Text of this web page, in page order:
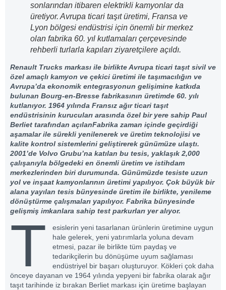
sonlarından itibaren elektrikli kamyonlar da
üretiyor. Avrupa ticari taşıt üretimi, Fransa ve
Lyon bölgesi endüstrisi için önemli bir merkez
olan fabrika 60. yıl kutlamaları çerçevesinde
rehberli turlarla kapıları ziyaretçilere açıldı.
Renault Trucks markası ile birlikte Avrupa ticari taşıt sivil ve
özel amaçlı kamyon ve çekici üretimi ile taşımacılığın ve
Avrupa’da ekonomik entegrasyonun gelişimine katkıda
bulunan Bourg-en-Bresse fabrikasının üretimde 60. yılı
kutlanıyor. 1964 yılında Fransız ağır ticari taşıt
endüstrisinin kurucuları arasında özel bir yere sahip Paul
Berliet tarafından açılanFabrika zaman içinde geçirdiği
aşamalar ile sürekli yenilenerek ve üretim teknolojisi ve
kalite kontrol sistemlerini geliştirerek günümüze ulaştı.
2001’de Volvo Grubu’na katılan bu tesis, yaklaşık 2,000
çalışanıyla bölgedeki en önemli üretim ve istihdam
merkezlerinden biri durumunda. Günümüzde tesiste uzun
yol ve inşaat kamyonlarının üretimi yapılıyor. Çok büyük bir
alana yayılan tesis bünyesinde üretim ile birlikte, yenileme
dönüştürme çalışmaları yapılıyor. Fabrika bünyesinde
gelişmiş imkanlara sahip test parkurları yer alıyor.
T
esislerin yeni tasarlanan ürünlerin üretimine uygun
hale gelerek, yeni yatırımlarla yoluna devam
etmesi, pazar ile birlikte tüm paydaş ve
tedarikçilerin bu dönüşüme uyum sağlaması
endüstriyel bir başarı oluşturuyor. Kökleri çok daha
önceye dayanan ve 1964 yılında yepyeni bir fabrika olarak ağır
taşıt tarihinde iz bırakan Berliet markası için üretime başlayan